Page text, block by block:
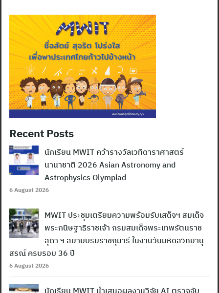
Recent Posts
นักเรียน MWIT คว้ารางวัลเวทีดาราศาสตร์
นานาชาติ 2026 Asian Astronomy and
Astrophysics Olympiad
6 August 2026
MWIT ประชุมเตรียมความพร้อมรับเสด็จฯ สมเด็จ
พระกนิษฐาธิราชเจ้า กรมสมเด็จพระเทพรัตนราช
สุดา ฯ สยามบรมราชกุมารี ในงานวันมหิดลวิทยานุ
สรณ์ ครบรอบ 36 ปี
6 August 2026
นักเรียน MWIT นำเสนอผลงานวิจัย AI ตรวจจับ